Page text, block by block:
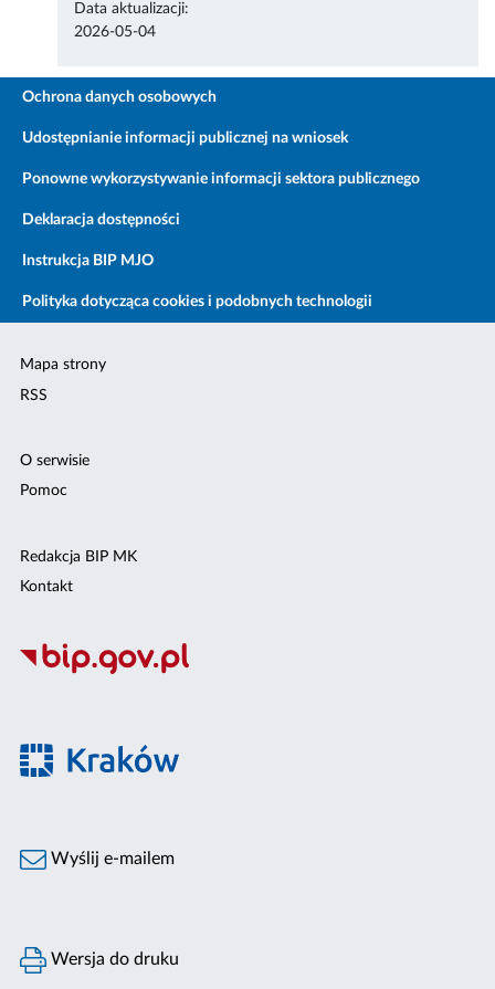
Data aktualizacji:
2026-05-04
Ochrona danych osobowych
Udostępnianie informacji publicznej na wniosek
Ponowne wykorzystywanie informacji sektora publicznego
Deklaracja dostępności
Instrukcja BIP MJO
Polityka dotycząca cookies i podobnych technologii
Mapa strony
RSS
O serwisie
Pomoc
Redakcja BIP MK
Kontakt
Wyślij e-mailem
Wersja do druku